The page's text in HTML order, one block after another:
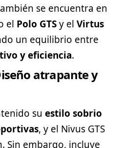
se encuentra en
el Polo GTSy el Virtus
un equilibrio entre
y eficiencia.
atrapante y
su estilo sobrio
, y el Nivus GTS
Sin embargo, incluye